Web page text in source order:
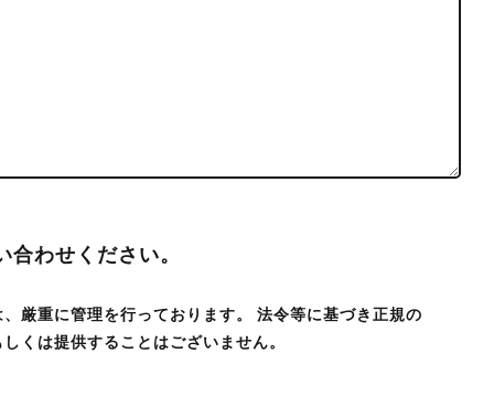
わせください。
厳重に管理を行っております。 法令等に基づき正規の
くは提供することはございません。